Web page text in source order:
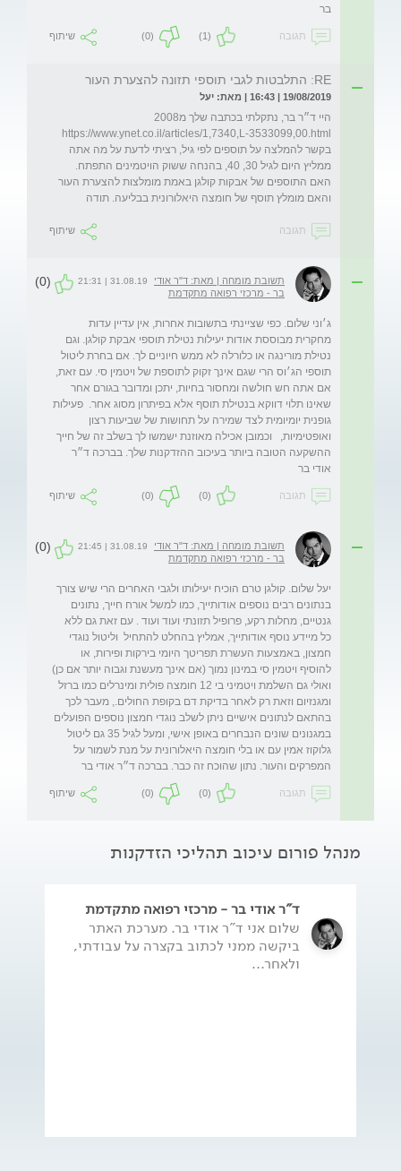
בר
תגובה (1)
(0) שיתוף
RE: התלבטות לגבי תוספי תזונה להצערת העור
19/08/2019 | 16:43 | מאת: יעל
בקשר להמלצה על תוספים לפי גיל, רציתי לדעת על מה אתה
ממליץ היום לגיל 30, 40, בהנחה ששוק הויטמינים התפתח.
האם התוספים של אבקות קולגן באמת מומלצות להצערת העור
והאם מומלץ תוסף של חומצה היאלורונית בבליעה. תודה
תגובה שיתוף
תשובת מומחה | מאת: ד"ר אודי
בר - מרכזי רפואה מתקדמת
31.08.19 | 21:31
(0)
ג׳וני שלום. כפי שציינתי בתשובות אחרות, אין עדיין עדות
מחקרית מבוססת אודות יעילות נטילת תוספי אבקת קולגן. וגם
נטילת מורינגה או כלורלה לא ממש חיוניים לך. אם בחרת ליטול
תוספי הג׳וס הרי שגם אינך זקוק לתוספת של ויטמין סי. עם זאת,
אם אתה חש חולשה ומחסור בחיות, יתכן ומדובר בגורם אחר
שאינו תלוי דווקא בנטילת תוסף אלא בפיתרון מסוג אחר.  פעילות
גופנית יומיומית לצד שמירה על תחושות של שביעות רצון
ואופטימיות,   וכמובן אכילה מאוזנת ישמשו לך בשלב זה של חייך
ההשקעה הטובה ביותר בעיכוב ההזדקנות שלך. בברכה ד״ר
אודי בר
תגובה (0)
(0) שיתוף
תשובת מומחה | מאת: ד"ר אודי
בר - מרכזי רפואה מתקדמת
31.08.19 | 21:45
(0)
יעל שלום. קולגן טרם הוכיח יעילותו ולגבי האחרים הרי שיש צורך
בנתונים רבים נוספים אודותייך, כמו למשל אורח חייך, נתונים
גנטיים, מחלות רקע, פרופיל תזונתי ועוד ועוד . עם זאת גם ללא
כל מיידע נוסף אודותייך, אמליץ בהחלט להתחיל  וליטול נוגדי
חמצון, באמצעות העשרת תפריטך היומי בירקות ופירות, או
להוסיף ויטמין סי במינון נמוך (אם אינך מעשנת וגבוה יותר אם כן)
ואולי גם השלמת ויטמיני בי 12 חומצה פולית ומינרלים כמו ברזל
ומגנזיום וזאת רק לאחר בדיקת דם בקופת החולים., מעבר לכך
בהתאם לנתונים אישיים ניתן לשלב נוגדי חמצון נוספים הפועלים
במגנונים שונים הנבחרים באופן אישי, ומעל לגיל 35 גם ליטול
גלוקוז אמין עם או בלי חומצה היאלורונית על מנת לשמור על
המפרקים והעור. נתון שהוכח זה כבר. בברכה ד״ר אודי בר
תגובה (0)
(0) שיתוף
מנהל פורום עיכוב תהליכי הזדקנות
ד"ר אודי בר - מרכזי רפואה מתקדמת
שלום אני ד"ר אודי בר. מערכת האתר
ביקשה ממני לכתוב בקצרה על עבודתי,
ולאחר...